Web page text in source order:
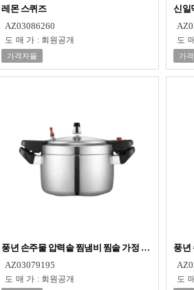
레몬 스퀴즈
AZ03086260
도매가 : 회원공개
가격자율
신일
도
가
5L 8인용
풍년 손주물 압력솥 찜냄비 찜솥 가정 압력 밥솥 4L
AZ03079195
도매가 : 회원공개
풍년
도